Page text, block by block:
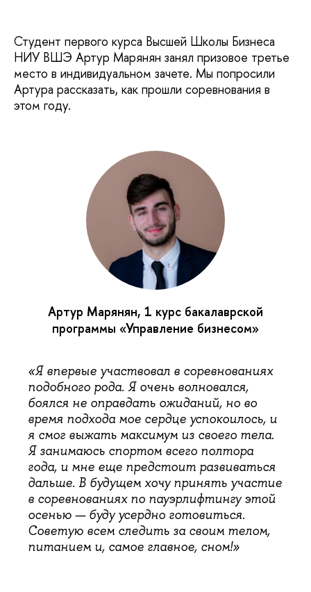
Студент первого курса Высшей Школы Бизнеса
НИУ ВШЭ Артур Марянян занял призовое третье
место в индивидуальном зачете. Мы попросили
Артура рассказать, как прошли соревнования в
этом году.
Артур Марянян, 1 курс бакалаврской
программы «Управление бизнесом»
«Я впервые участвовал в соревнованиях
подобного рода. Я очень волновался,
боялся не оправдать ожиданий, но во
время подхода мое сердце успокоилось, и
я смог выжать максимум из своего тела.
Я занимаюсь спортом всего полтора
года, и мне еще предстоит развиваться
дальше. В будущем хочу принять участие
в соревнованиях по пауэрлифтингу этой
осенью — буду усердно готовиться.
Советую всем следить за своим телом,
питанием и, самое главное, сном!»